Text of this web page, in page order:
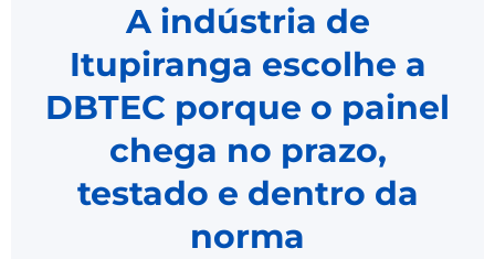
A indústria de
Itupiranga escolhe a
DBTEC porque o painel
chega no prazo,
testado e dentro da
norma